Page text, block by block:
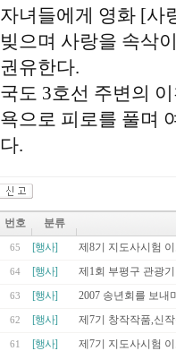
자녀들에게 영화 [사
빚으며 사랑을 속삭
권유한다.
국도 3호선 주변의
욕으로 피로를 풀며
다.
번호 분류
65 [행사] 제8기 지도사시험
64 [행사] 제1회 부평구 관광
63 [행사] 2007 송년회를 보내
62 [행사] 제7기 창작작품,신
61 [행사] 제7기 지도사시험